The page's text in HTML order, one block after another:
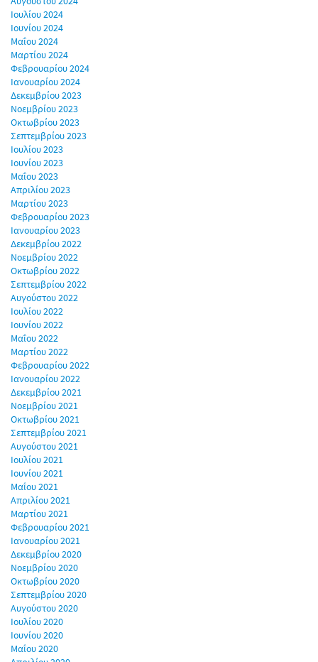
Ιουλίου 2024
Ιουνίου 2024
Μαΐου 2024
Μαρτίου 2024
Φεβρουαρίου 2024
Ιανουαρίου 2024
Δεκεμβρίου 2023
Νοεμβρίου 2023
Οκτωβρίου 2023
Σεπτεμβρίου 2023
Ιουλίου 2023
Ιουνίου 2023
Μαΐου 2023
Απριλίου 2023
Μαρτίου 2023
Φεβρουαρίου 2023
Ιανουαρίου 2023
Δεκεμβρίου 2022
Νοεμβρίου 2022
Οκτωβρίου 2022
Σεπτεμβρίου 2022
Αυγούστου 2022
Ιουλίου 2022
Ιουνίου 2022
Μαΐου 2022
Μαρτίου 2022
Φεβρουαρίου 2022
Ιανουαρίου 2022
Δεκεμβρίου 2021
Νοεμβρίου 2021
Οκτωβρίου 2021
Σεπτεμβρίου 2021
Αυγούστου 2021
Ιουλίου 2021
Ιουνίου 2021
Μαΐου 2021
Απριλίου 2021
Μαρτίου 2021
Φεβρουαρίου 2021
Ιανουαρίου 2021
Δεκεμβρίου 2020
Νοεμβρίου 2020
Οκτωβρίου 2020
Σεπτεμβρίου 2020
Αυγούστου 2020
Ιουλίου 2020
Ιουνίου 2020
Μαΐου 2020